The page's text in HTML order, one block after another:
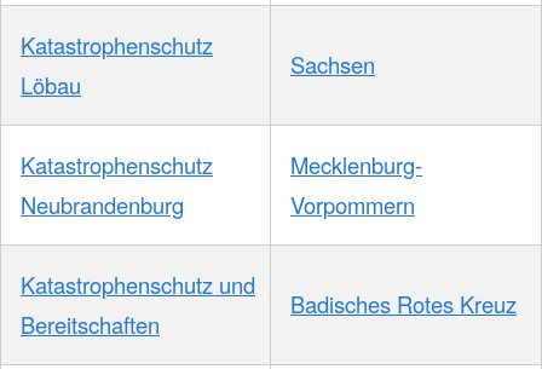
Katastrophenschutz
Löbau
Sachsen
Katastrophenschutz
Neubrandenburg
Mecklenburg-
Vorpommern
Katastrophenschutz und
Bereitschaften
Badisches Rotes Kreuz